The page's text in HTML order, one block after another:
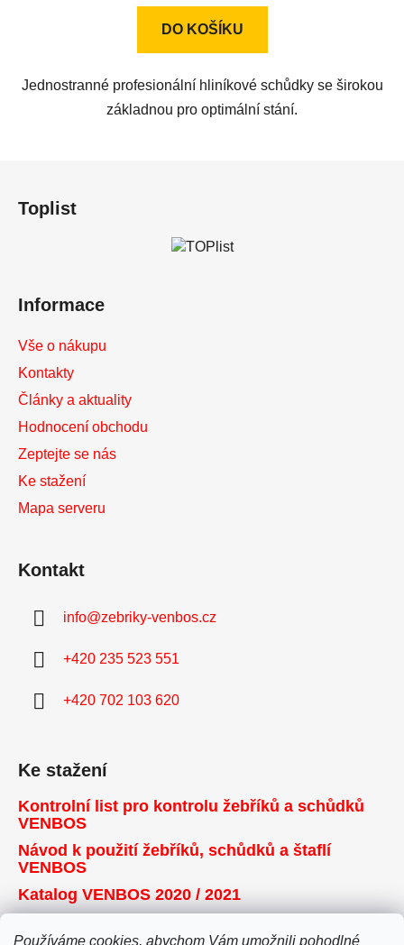
Používáme cookies, abychom Vám umožnili pohodlné
z
DO KOŠÍKU
Jednostranné profesionální hliníkové schůdky se širokou
základnou pro optimální stání.
Toplist
Informace
Vše o nákupu
Kontakty
Články a aktuality
Hodnocení obchodu
Zeptejte se nás
Ke stažení
Mapa serveru
Kontakt
info@zebriky-venbos.cz
+420 235 523 551
+420 702 103 620
Ke stažení
Kontrolní list pro kontrolu žebříků a schůdků
VENBOS
Návod k použití žebříků, schůdků a štaflí
VENBOS
Katalog VENBOS 2020 / 2021